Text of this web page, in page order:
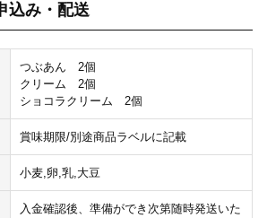
込み・配送
つぶあん 2個
クリーム 2個
ショコラクリーム 2個
賞味期限/別途商品ラベルに記載
小麦,卵,乳,大豆
入金確認後、準備ができ次第随時発送いた